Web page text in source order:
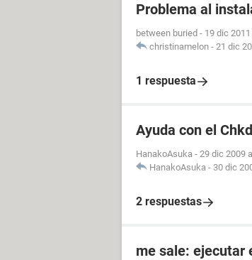
Problema al
between buried - 19 dic
christinamelon - 21 dic
1 respuesta
Ayuda con el
HanakoAsuka - 29 dic 2009
HanakoAsuka - 30 dic
2 respuestas
me sale: ejecutar